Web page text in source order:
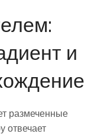
и
размеченные
отвечает